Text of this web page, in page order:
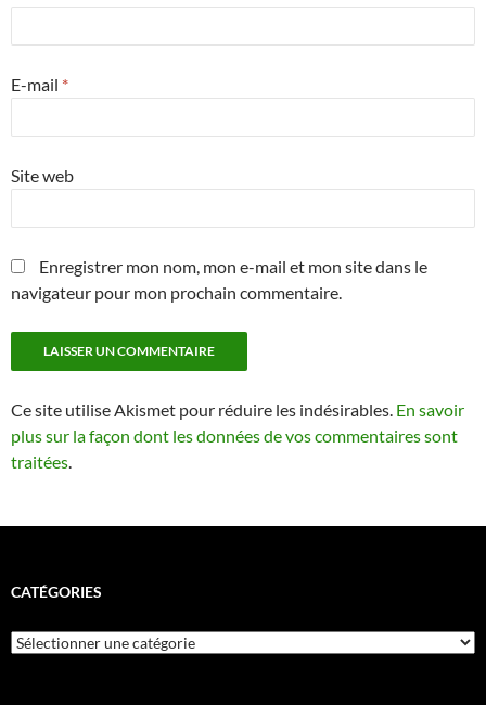
E-mail *
Site web
Enregistrer mon nom, mon e-mail et mon site dans le
navigateur pour mon prochain commentaire.
Ce site utilise Akismet pour réduire les indésirables. En savoir
plus sur la façon dont les données de vos commentaires sont
traitées.
CATÉGORIES
Catégories